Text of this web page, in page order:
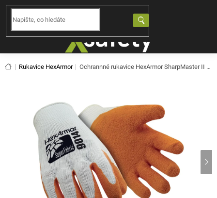
Přejít
obsah
Domů
Rukavice HexArmor Ochrannné rukavice HexArmor SharpMaster II 9014